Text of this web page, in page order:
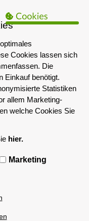
richtet sich nur an
Hand. Ein Verkauf
Cookies lassen sich
Die
Einkauf benötigt.
Statistiken
allem Marketing-
welche Cookies Sie
hier.
Marketing